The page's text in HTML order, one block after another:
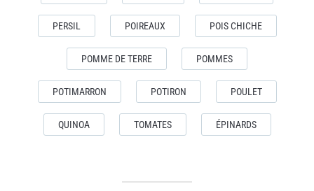
PERSIL POIREAUX POIS CHICHE
POMME DE TERRE POMMES
POTIMARRON POTIRON POULET
QUINOA TOMATES ÉPINARDS